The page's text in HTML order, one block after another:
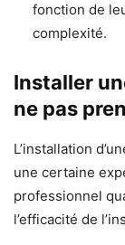
fonction de
complexité.
Installer
ne pas
L’installation
une certaine
professionnel
l’efficacité de